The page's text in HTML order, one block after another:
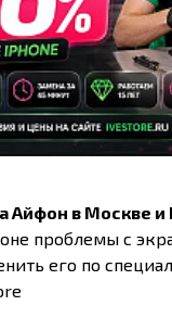
Айфон в Москве и
проблемы с
его по